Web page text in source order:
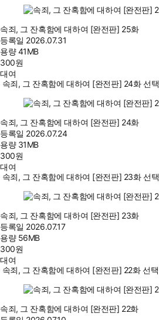
속죄, 그 잔혹함에 대하여 [완전판] 25화
등록일 2026.07.31
용량41MB
300원
대여
속죄, 그 잔혹함에 대하여 [완전판] 24화 선택
속죄, 그 잔혹함에 대하여 [완전판] 24화
등록일 2026.07.24
용량 31MB
300원
대여
속죄, 그 잔혹함에 대하여 [완전판] 23화 선택
속죄, 그 잔혹함에 대하여 [완전판] 23화
등록일 2026.07.17
용량 56MB
300원
대여
속죄, 그 잔혹함에 대하여 [완전판] 22화 선택
속죄, 그 잔혹함에 대하여 [완전판] 22화